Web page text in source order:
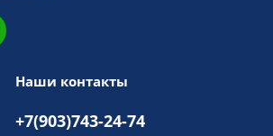
Наши контакты
+7(903)743-24-74